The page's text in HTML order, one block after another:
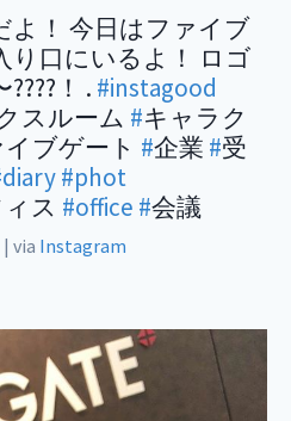
よ！ 今日はファイブ
り口にいるよ！ ロゴ
！ . #instagood
スルーム #キャラク
ブゲート #企業 #受
#phot
ス #office #会議
| via Instagram